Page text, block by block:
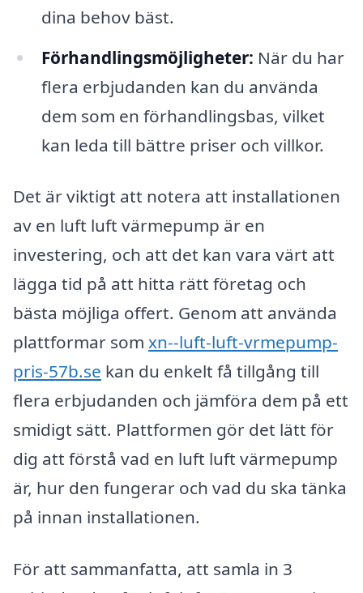
dina behov bäst.
Förhandlingsmöjligheter: När du har
flera erbjudanden kan du använda
dem som en förhandlingsbas, vilket
kan leda till bättre priser och villkor.
Det är viktigt att notera att installationen
av en luft luft värmepump är en
investering, och att det kan vara värt att
lägga tid på att hitta rätt företag och
bästa möjliga offert. Genom att använda
plattformar som xn--luft-luft-vrmepump-
pris-57b.se kan du enkelt få tillgång till
flera erbjudanden och jämföra dem på ett
smidigt sätt. Plattformen gör det lätt för
dig att förstå vad en luft luft värmepump
är, hur den fungerar och vad du ska tänka
på innan installationen.
För att sammanfatta, att samla in 3